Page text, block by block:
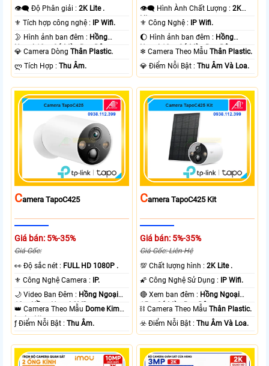
👁️‍🗨 Độ Phân giải :2K Lite .
⚜️ Tích hợp công nghệ : IP Wifi.
🌛 Hình ảnh ban đêm : Hồng
Ngoại 10m Có Màu Ban Ðêm.
💎 Camera DòngThân Plastic.
️ლ Tích Hợp :Thu Âm.
👁️‍🗨 Hình Ành Chất Lượng :2K
Lite .
⚜️ Công Nghệ : IP Wifi.
🌔 Hình ảnh ban đêm : Hồng
Ngoại 10m Có Màu Ban Ðêm.
❄ Camera Theo MẫuThân Plastic.
️💎 Điểm Nỗi Bật :Thu Âm Và Loa.
CAmera TapoC425
Giá bán: 5%-35%
Giá Gốc:
️👀 Độ sắc nét : FULL HD 1080P .
⚜️ Công Nghệ Camera : IP.
🌙 Video Ban Đêm : Hồng Ngoại
10m Hồng Ngoại SMD.
👑 Camera Theo Mẫu Dome Kim
loại + Nhựa.
️ƒ Điểm Nỗi Bật :Thu Âm.
CAmera TapoC425 Kit
Giá bán: 5%-35%
Giá Gốc: Liên Hệ
💯 Chất lượng hình :2K Lite .
🌠 Công Nghệ Sử Dụng : IP Wifi.
🔴 Xem ban đêm : Hồng Ngoại
15m Có Màu Ban Ðêm.
⛓ Camera Theo MẫuThân Plastic.
️☣️ Điểm Nỗi Bật :Thu Âm Và Loa.